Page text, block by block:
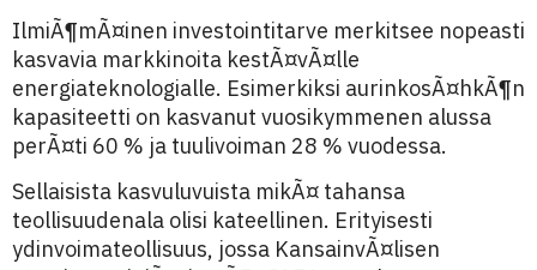
IlmiÃ¶mÃ¤inen investointitarve merkitsee nopeasti
kasvavia markkinoita kestÃ¤vÃ¤lle
energiateknologialle. Esimerkiksi aurinkosÃ¤hkÃ¶n
kapasiteetti on kasvanut vuosikymmenen alussa
perÃ¤ti 60 % ja tuulivoiman 28 % vuodessa.
Sellaisista kasvuluvuista mikÃ¤ tahansa
teollisuudenala olisi kateellinen. Erityisesti
ydinvoimateollisuus, jossa KansainvÃ¤lisen